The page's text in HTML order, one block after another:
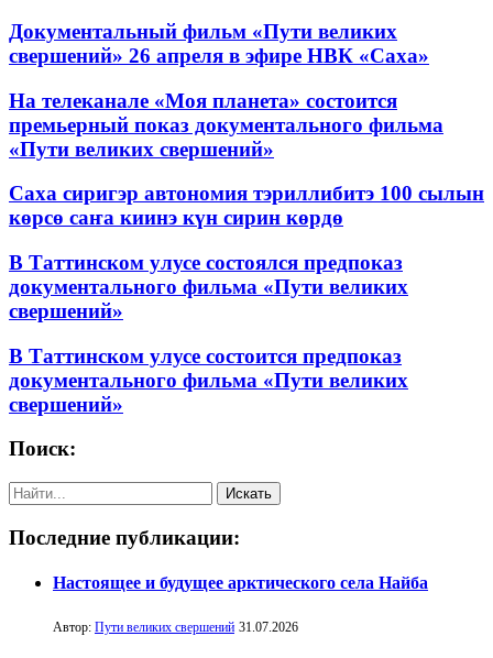
Документальный фильм «Пути великих
свершений» 26 апреля в эфире НВК «Саха»
На телеканале «Моя планета» состоится
премьерный показ документального фильма
«Пути великих свершений»
Саха сиригэр автономия тэриллибитэ 100 сылын
көрсө саҥа киинэ күн сирин көрдө
В Таттинском улусе состоялся предпоказ
документального фильма «Пути великих
свершений»
В Таттинском улусе состоится предпоказ
документального фильма «Пути великих
свершений»
Поиск:
Последние публикации:
Настоящее и будущее арктического села Найба
Автор: Пути великих свершений 31.07.2026